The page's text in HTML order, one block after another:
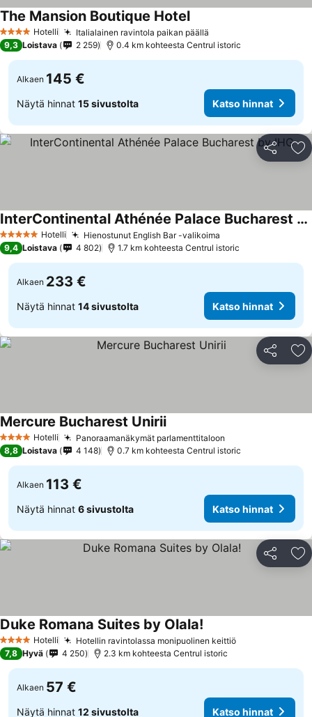
4 Tähtiluokitus
Hotelli Italialainen ravintola paikan päällä
The Mansion Boutique Hotel
9,3 Loistava 2 259 0.4 km kohteesta Centrul istoric
Alkaen 145 €
Näytä hinnat 15 sivustolta Katso hinnat
Jaa
5 Tähtiluokitus
Hotelli Hienostunut English Bar -valikoima
InterContinental Athénée Palace Bucharest by IHG
9,4 Loistava 4 802 1.7 km kohteesta Centrul istoric
Alkaen 233 €
Näytä hinnat 14 sivustolta Katso hinnat
Jaa
4 Tähtiluokitus
Hotelli Panoraamanäkymät parlamenttitaloon
Mercure Bucharest Unirii
8,8 Loistava 4 148 0.7 km kohteesta Centrul istoric
Alkaen 113 €
Näytä hinnat 6 sivustolta Katso hinnat
Jaa
4 Tähtiluokitus
Hotelli Hotellin ravintolassa monipuolinen keittiö
Duke Romana Suites by Olala!
7,8 Hyvä 4 250 2.3 km kohteesta Centrul istoric
Alkaen 57 €
Näytä hinnat 12 sivustolta Katso hinnat